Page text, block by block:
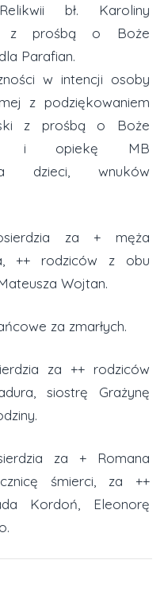
bł. Karoliny
z prośbą o Boże
Parafian.
w intencji osoby
z podziękowaniem
z prośbą o Boże
i opiekę MB
dzieci, wnuków
za + męża
++ rodziców z obu
Wojtan.
za zmarłych.
za ++ rodziców
siostrę Grażynę
za + Romana
śmierci, za ++
Kordoń, Eleonorę